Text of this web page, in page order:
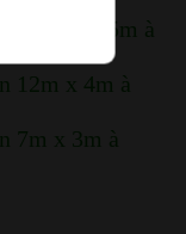
7,5m x 3,5m à
12m x 4m à
7m x 3m à